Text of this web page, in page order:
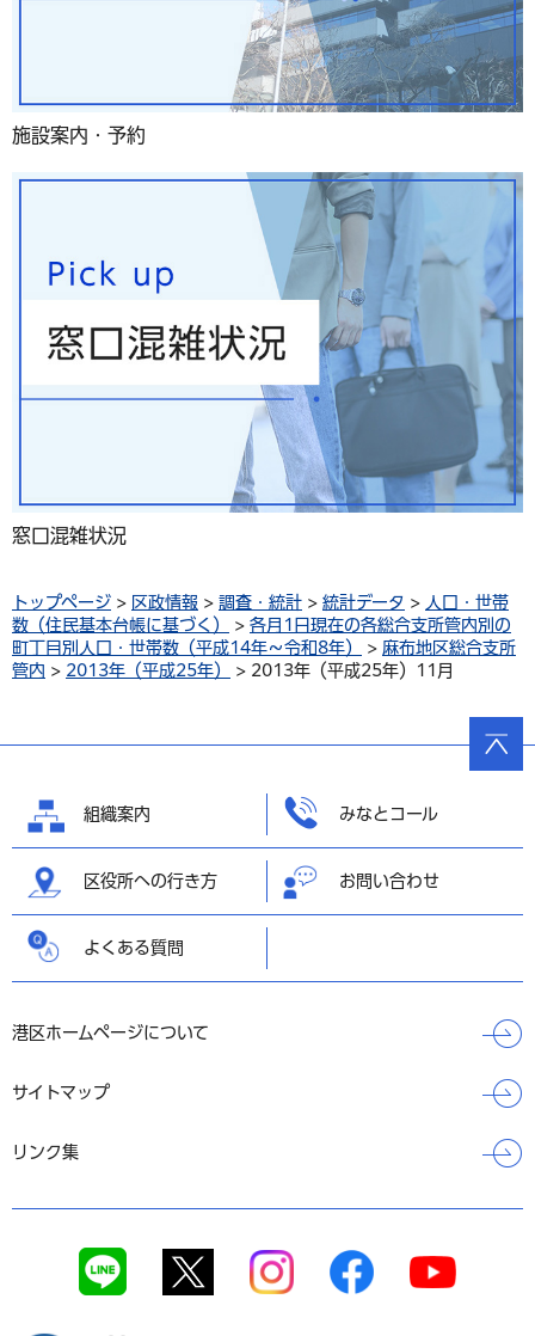
施設案内・予約
窓口混雑状況
トップページ > 区政情報 > 調査・統計 > 統計データ > 人口・世帯
数（住民基本台帳に基づく）
> 各月1日現在の各総合支所管内別の
町丁目別人口・世帯数（平成14年～令和8年）
> 麻布地区総合支所
管内 > 2013年（平成25年） > 2013年（平成25年）11月
組織案内 みなとコール
区役所への行き方 お問い合わせ
よくある質問
港区ホームページについて
サイトマップ
リンク集
ページ
の先頭